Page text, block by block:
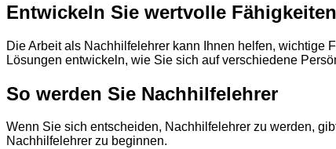
Entwickeln Sie wertvolle Fähigkeiten
Die Arbeit als Nachhilfelehrer kann Ihnen helfen,
Lösungen entwickeln, wie Sie sich auf verschiedene
So werden Sie Nachhilfelehrer
Wenn Sie sich entscheiden, Nachhilfelehrer zu werden,
Nachhilfelehrer zu beginnen.